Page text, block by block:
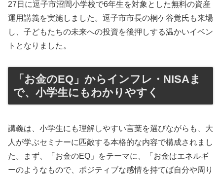
27日に逗子市沼間小学校で6年生を対象とした無料の資産
運用講義を実施しました。逗子市市長の桐ケ谷覚氏も来場
し、子どもたちの未来への投資を後押しする温かいイベン
トとなりました。
「お金のEQ」からインフレ・NISAま
で、小学生にもわかりやすく
講義は、小学生にも理解しやすい言葉を選びながらも、大
人が学ぶセミナーに匹敵する本格的な内容で構成されまし
た。まず、「お金のEQ」をテーマに、「お金はエネルギ
ーのようなもので、ポジティブな感情を持てば自分や周り